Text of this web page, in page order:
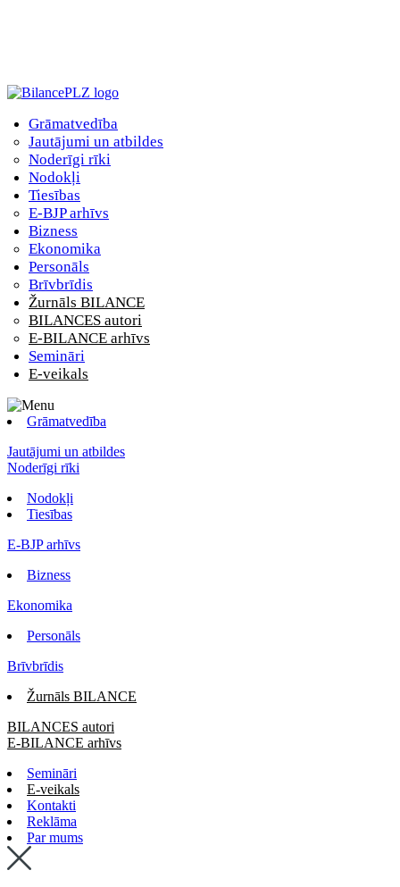
Grāmatvedība
Jautājumi un atbildes
Noderīgi rīki
Nodokļi
Tiesības
E-BJP arhīvs
Bizness
Ekonomika
Personāls
Brīvbrīdis
Žurnāls BILANCE
BILANCES autori
E-BILANCE arhīvs
Semināri
E-veikals
Grāmatvedība
Jautājumi un atbildes
Noderīgi rīki
Nodokļi
Tiesības
E-BJP arhīvs
Bizness
Ekonomika
Personāls
Brīvbrīdis
Žurnāls BILANCE
BILANCES autori
E-BILANCE arhīvs
Semināri
E-veikals
Kontakti
Reklāma
Par mums